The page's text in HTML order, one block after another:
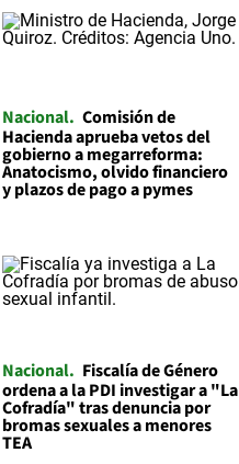
Nacional Comisión de
Hacienda aprueba vetos del
gobierno a megarreforma:
Anatocismo, olvido financiero
y plazos de pago a pymes
Nacional
Fiscalía de Género
ordena a la PDI investigar a "La
Cofradía" tras denuncia por
bromas sexuales a menores
TEA